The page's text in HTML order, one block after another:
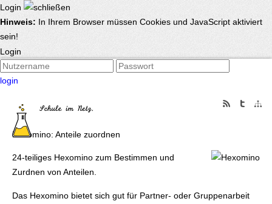
Login
Hinweis: In Ihrem Browser müssen Cookies und JavaScript aktiviert
sein!
Login
login
Hexomino: Anteile zuordnen
24-teiliges Hexomino zum Bestimmen und
Zurdnen von Anteilen.
Das Hexomino bietet sich gut für Partner- oder Gruppenarbeit